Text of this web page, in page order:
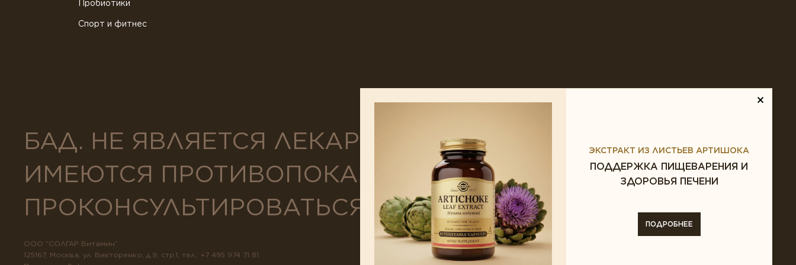
ЭКСТРАКТ ИЗ ЛИСТЬЕВ АРТИШОКА
ПОДДЕРЖКА ПИЩЕВАРЕНИЯ И
ЗДОРОВЬЯ ПЕЧЕНИ
ПОДРОБНЕЕ
Пробиотики
Спорт и фитнес
БАД. НЕ ЯВЛЯЕТСЯ ЛЕКАРСТВЕННЫМ СРЕДСТВОМ.
ИМЕЮТСЯ ПРОТИВОПОКАЗАНИЯ. НЕОБХОДИМО
ПРОКОНСУЛЬТИРОВАТЬСЯ СО СПЕЦИАЛИСТОМ.
ООО “СОЛГАР Витамин”
125167, Москва, ул. Викторенко, д.9, стр.1, тел.: +7 495 974 71 81.